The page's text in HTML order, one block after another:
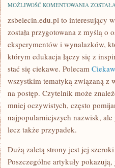
MOŻLIWOŚĆ KOMENTOWANIA KOBIETY
NAUCE
zsbelecin.edu.pl to interesujący
została przygotowana z myślą
eksperymentów i wynalazków,
którym edukacja łączy się z
stać się ciekawe. Polecam
wszystkim tematyką związaną z
na postęp. Czytelnik może
mniej oczywistych, często
najpopularniejszych nazwisk,
lecz także przypadek.
Dużą zaletą strony jest jej
Poszczególne artykuły